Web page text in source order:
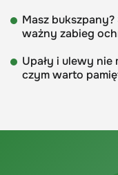
Masz
ważny zabieg
Upały i ulewy nie
czym warto